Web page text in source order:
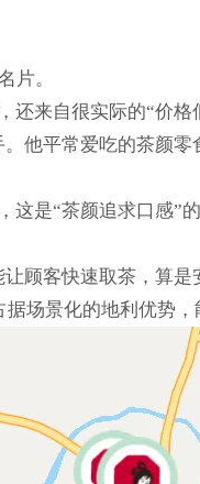
片。
来自很实际的“价格
他平常爱吃的茶颜
是“茶颜追求口感”
顾客快速取茶，算是
场景化的地利优势，